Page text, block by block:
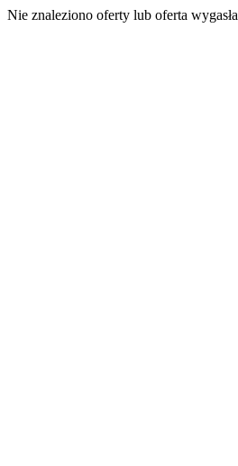
Nie znaleziono oferty lub oferta wygasła